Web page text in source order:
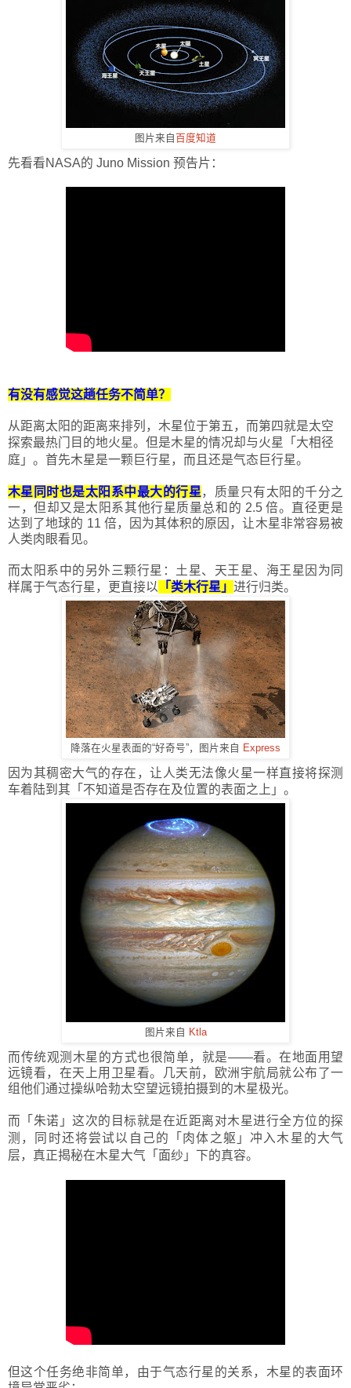
图片来自百度知道
先看看NASA的 Juno Mission 预告片：
有没有感觉这趟任务不简单？
从距离太阳的距离来排列，木星位于第五，而第四就是太空
探索最热门目的地火星。但是木星的情况却与火星
「 大相径
庭 」 。首先木星是一颗巨行星，而且还是气态巨行星。
木星同时也是太阳系中最大的行星，质量只有太阳的千分之
一，但却又是太阳系其他行星质量总和的 2.5 倍。直径更是
达到了地球的 11 倍，因为其体积的原因，让木星非常容易被
人类肉眼看见。
而太阳系中的另外三颗行星：土星、天王星、海王星因为同
样属于气态行星，更直接以
「类木行星 」 进行归类。
降落在火星表面的“好奇号”，图片来自 Express
因为其稠密大气的存在，让人类无法像火星一样直接将探测
车着陆到其 「 不知道是否存在及位置的表面之上 」 。
图片来自 Ktla
而传统观测木星的方式也很简单，就是——看。在地面用望
远镜看，在天上用卫星看。几天前，欧洲宇航局就公布了一
组他们通过操纵哈勃太空望远镜拍摄到的木星极光。
而 「 朱诺 」这次的目标就是在近距离对木星进行全方位的探
测，同时还将尝试以自己的
「 肉体之躯 」 冲入木星的大气
层，真正揭秘在木星大气 「 面纱 」 下的真容。
但这个任务绝非简单，由于气态行星的关系，木星的表面环